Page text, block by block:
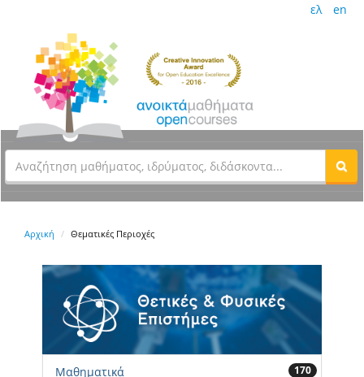
ελ en
Αρχική Θεματικές Περιοχές
Μαθηματικά 170